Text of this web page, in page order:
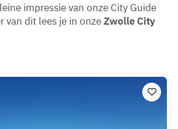
impressie van onze City Guide
van dit lees je in onzeZwolle City